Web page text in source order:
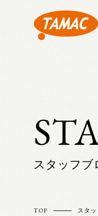
スタッフブ
TOP スタ